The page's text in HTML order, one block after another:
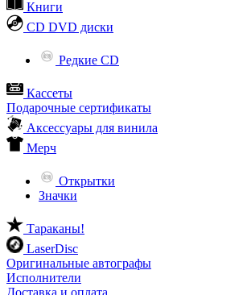
Книги
CD DVD диски
Редкие CD
Кассеты
Подарочные сертификаты
Аксессуары для винила
Мерч
Открытки
Значки
Тараканы!
LaserDisc
Оригинальные автографы
Исполнители
Доставка и оплата